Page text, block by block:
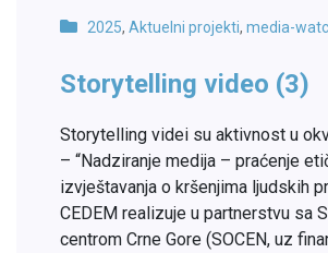
2025, Aktuelni projekti, media-
Storytelling video (3)
Storytelling videi su aktivnost u
– “Nadziranje medija – praćenje
izvještavanja o kršenjima ljudskih
CEDEM realizuje u partnerstvu sa
centrom Crne Gore (SOCEN, uz